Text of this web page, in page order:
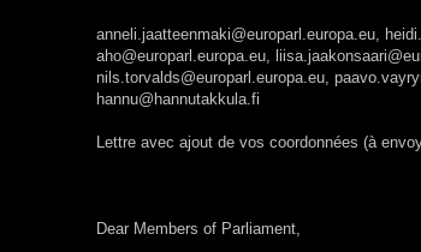
anneli.jaatteenmaki@europarl.europa.eu,
aho@europarl.europa.eu,
nils.torvalds@europarl.europa.eu,
hannu@hannutakkula.fi
Lettre avec ajout de vos coordonnées (à
Dear Members of Parliament,